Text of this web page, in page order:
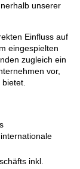
unserer
Einfluss auf
eingespielten
zugleich ein
vor,
inkl.